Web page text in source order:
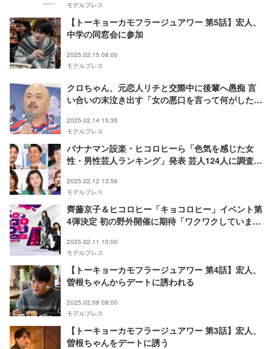
モデルプレス
【トーキョーカモフラージュアワー 第5話】宏人、
中学の同窓会に参加
2025.02.15 08:00
モデルプレス
クロちゃん、元恋人リチと交際中に後輩へ愚痴 言
い合いの末泣き出す「女の悪口を言って何がした
2025.02.14 15:35
モデルプレス
バナナマン設楽・ヒコロヒーら「色気を感じた女
性・男性芸人ランキング」発表 芸人124人に調査
2025.02.12 13:56
モデルプレス
齊藤京子＆ヒコロヒー「キョコロヒー」イベント第
4弾決定 初の野外開催に期待「ワクワクしていま
2025.02.11 10:00
モデルプレス
【トーキョーカモフラージュアワー 第4話】宏人、
曽根ちゃんからデートに誘われる
2025.02.08 08:00
モデルプレス
【トーキョーカモフラージュアワー 第3話】宏人、
曽根ちゃんをデートに誘う